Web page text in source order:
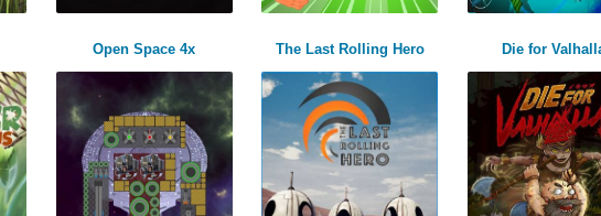
Open Space 4x The Last Rolling Hero Die for